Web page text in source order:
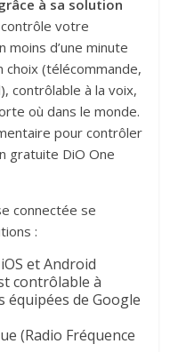
à sa solution
votre
moins d’une minute
choix (télécommande,
contrôlable à la voix,
où dans le monde.
pour contrôler
gratuite DiO One
connectée se
:
et Android
contrôlable à
équipées de Google
(Radio Fréquence